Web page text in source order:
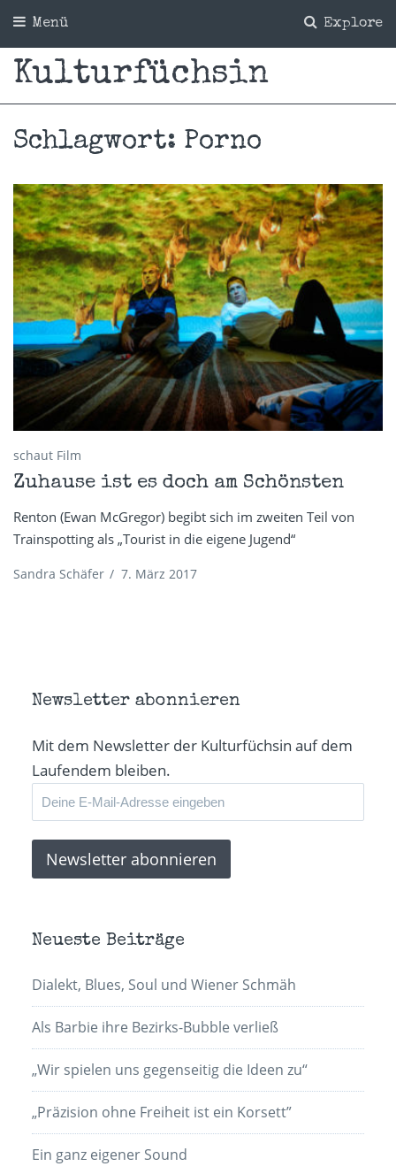
Explore
Menü
Kulturfüchsin
Schlagwort: Porno
schaut Film
Zuhause ist es doch am Schönsten
Renton (Ewan McGregor) begibt sich im zweiten Teil von
Trainspotting als „Tourist in die eigene Jugend“
Sandra Schäfer / 7. März 2017
Newsletter abonnieren
Mit dem Newsletter der Kulturfüchsin auf dem
Laufendem bleiben.
Neueste Beiträge
Dialekt, Blues, Soul und Wiener Schmäh
Als Barbie ihre Bezirks-Bubble verließ
„Wir spielen uns gegenseitig die Ideen zu“
„Präzision ohne Freiheit ist ein Korsett”
Ein ganz eigener Sound